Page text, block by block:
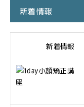
新着情報
新着情報